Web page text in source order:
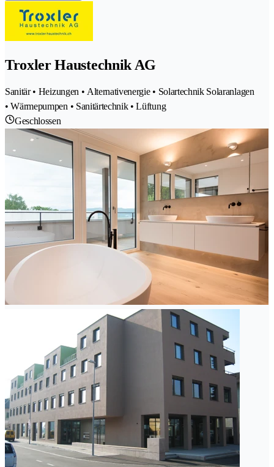
Troxler Haustechnik AG
Sanitär • Heizungen • Alternativenergie • Solartechnik Solaranlagen
• Wärmepumpen • Sanitärtechnik • Lüftung
Geschlossen